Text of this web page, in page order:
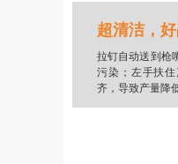
超清洁，
拉钉自动送到枪
污染；左手扶
齐，导致产量降